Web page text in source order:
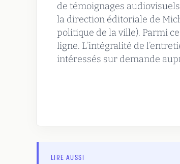
de témoignages
la direction éditoriale de
politique de la ville). Parmi
ligne. L’intégralité de
intéressés sur demande
LIRE AUSSI